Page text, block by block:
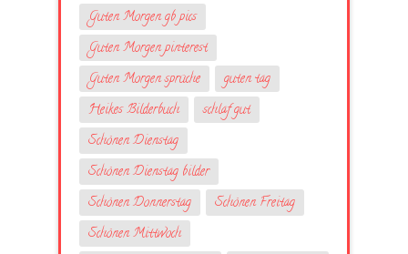
Guten Morgen gb pics
Guten Morgen pinterest
Guten Morgen sprüche
guten tag
Heikes Bilderbuch
schlaf gut
Schönen Dienstag
Schönen Dienstag bilder
Schönen Donnerstag
Schönen Freitag
Schönen Mittwoch